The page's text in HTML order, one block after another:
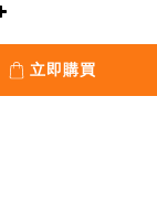
立即購買